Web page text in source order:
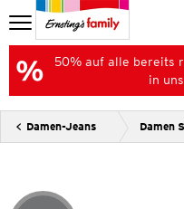
50% auf alle bereits
in
Damen-Jeans Damen